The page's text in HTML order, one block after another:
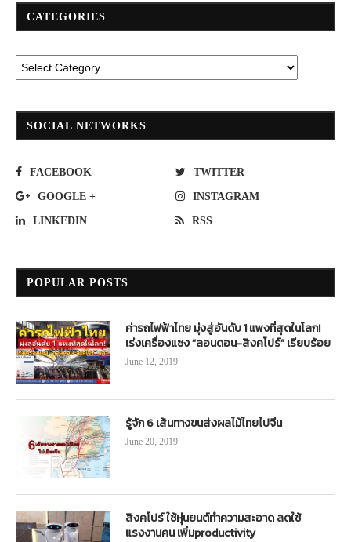
CATEGORIES
SOCIAL NETWORKS
FACEBOOK TWITTER
GOOGLE + INSTAGRAM
LINKEDIN RSS
POPULAR POSTS
ค่ารถไฟฟ้าไทย มุ่งสู่อันดับ 1 แพงที่สุดในโลก!
เร่งเครื่องแซง “ลอนดอน-สิงคโปร์” เรียบร้อย
June 12, 2019
รู้จัก 6 เส้นทางขนส่งผลไม้ไทยไปจีน
June 20, 2019
สิงคโปร์ ใช้หุ่นยนต์ทำความสะอาด ลดใช้
แรงงานคน เพิ่มproductivity